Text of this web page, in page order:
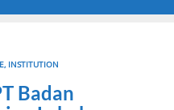
INSTITUTION
Badan